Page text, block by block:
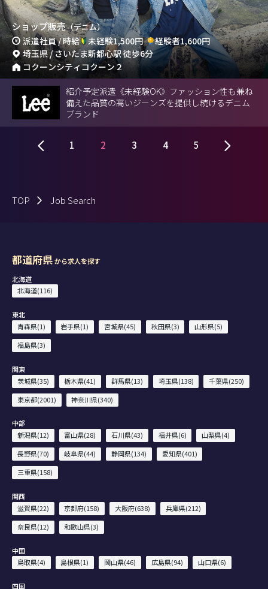
ショップ販売（デニム）
派遣社員 / 時給 未経験1,500円
経験者1,600円
埼玉県 / さいたま新都心駅 徒歩6分
コクーンシティコクーン２
紹介予定派遣《未経験OK》ファッション性も兼ね
備えた品質の高いジーンズを提供し続けるデニム
ブランド
1 2 3 4 5
TOP Job Search
都道府県から求人を探す
北海道
北海道(116)
東北
青森県(1)
岩手県(1) 宮城県(45) 秋田県(3)
山形県(5)
福島県(3)
関東
茨城県(35)
栃木県(41) 群馬県(13) 埼玉県(138)
千葉県(250)
東京都(2001)
神奈川県(340)
中部
新潟県(12)
富山県(28) 石川県(43) 福井県(6)
山梨県(4)
長野県(70)
岐阜県(44) 静岡県(134)
愛知県(401)
三重県(158)
関西
滋賀県(22)
京都府(158) 大阪府(638)
兵庫県(212)
奈良県(12)
和歌山県(3)
中国
鳥取県(4)
島根県(1) 岡山県(46) 広島県(94) 山口県(6)
四国